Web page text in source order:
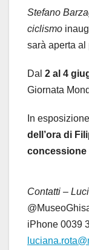
Stefano
ciclismo
sarà aperta
Dal 2 al 4
Giornata
In
dell’ora di
concessione
Contatti –
iPhone 0039